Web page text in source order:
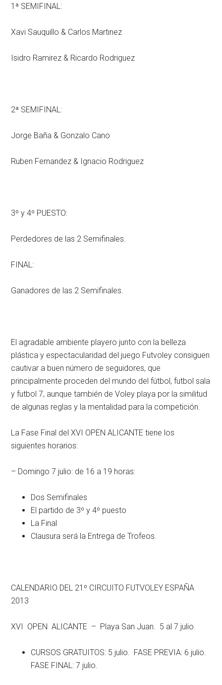
1ª SEMIFINAL:
Xavi Sauquillo & Carlos Martinez
Isidro Ramirez & Ricardo Rodriguez
2ª SEMIFINAL:
Jorge Baña & Gonzalo Cano
Ruben Fernandez & Ignacio Rodriguez
3º y 4º PUESTO:
Perdedores de las 2 Semifinales.
FINAL:
Ganadores de las 2 Semifinales.
El agradable ambiente playero junto con la belleza
plástica y espectacularidad del juego Futvoley consiguen
cautivar a buen número de seguidores, que
principalmente proceden del mundo del fútbol, futbol sala
y futbol 7, aunque también de Voley playa por la similitud
de algunas reglas y la mentalidad para la competición.
La Fase Final del XVI OPEN ALICANTE tiene los
siguientes horarios:
– Domingo 7 julio: de 16 a 19 horas:
Dos Semifinales
El partido de 3º y 4º puesto
La Final
Clausura será la Entrega de Trofeos.
CALENDARIO DEL 21º CIRCUITO FUTVOLEY ESPAÑA
2013
XVI OPEN ALICANTE – Playa San Juan. 5 al 7 julio.
CURSOS GRATUITOS: 5 julio. FASE PREVIA: 6 julio.
FASE FINAL: 7 julio.